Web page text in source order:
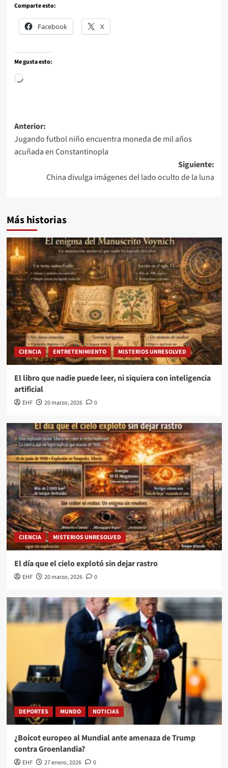
Comparte esto:
Facebook X
Me gusta esto:
Anterior:
Jugando futbol niño encuentra moneda de mil años
acuñada en Constantinopla
Siguiente:
China divulga imágenes del lado oculto de la luna
Más historias
CIENCIA ENTRETENIMIENTO MISTERIOS UNRESOLVED
El libro que nadie puede leer, ni siquiera con inteligencia
artificial
EHF 20 marzo, 2026 0
CIENCIA MISTERIOS UNRESOLVED
El día que el cielo explotó sin dejar rastro
EHF 20 marzo, 2026 0
DEPORTES MUNDO NOTICIAS
¿Boicot europeo al Mundial ante amenaza de Trump
contra Groenlandia?
EHF 27 enero, 2026 0